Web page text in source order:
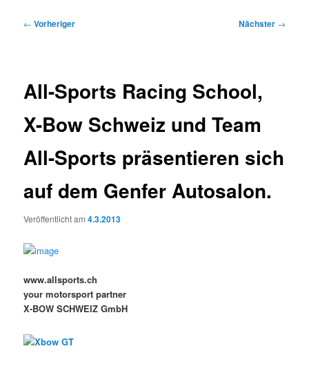
Beitragsnavigation
← Vorheriger Nächster →
All-Sports Racing School,
X-Bow Schweiz und Team
All-Sports präsentieren sich
auf dem Genfer Autosalon.
Veröffentlicht am4.3.2013
www.allsports.ch
your motorsport partner
X-BOW SCHWEIZ GmbH